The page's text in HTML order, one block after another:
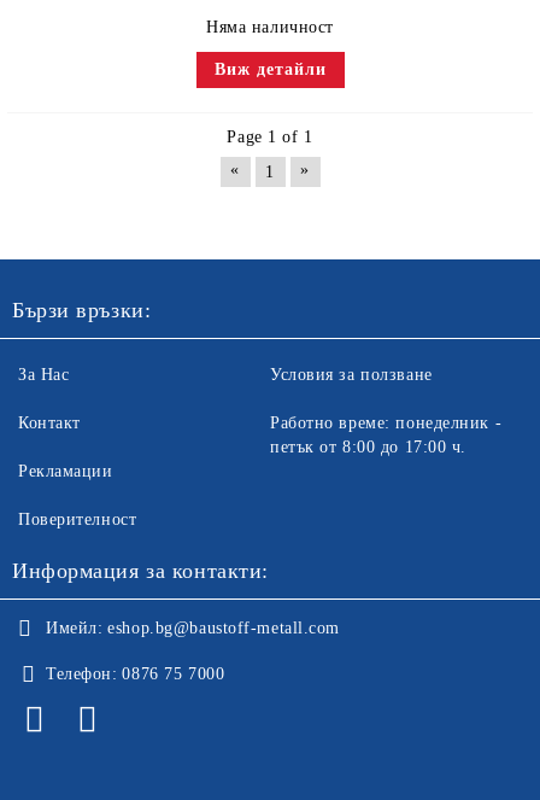
Няма наличност
Виж детайли
Page 1 of 1
«
1 »
Бързи връзки:
За Нас
Контакт
Рекламации
Поверителност
Условия за ползване
Работно време: понеделник -
петък от 8:00 до 17:00 ч.
Информация за контакти:
Имейл: eshop.bg@baustoff-metall.com
Телефон: 0876 75 7000